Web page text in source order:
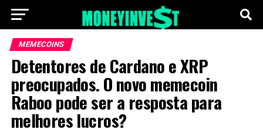
MEMECOINS
Detentores de Cardano e XRP
preocupados. O novo memecoin
Raboo pode ser a resposta para
melhores lucros?